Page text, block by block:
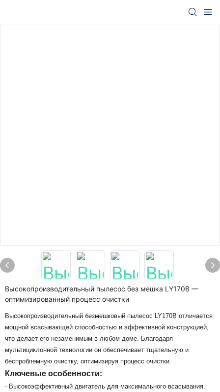
Высокопроизводительный пылесос без мешка LY170B —
оптимизированный процесс очистки
Высокопроизводительный безмешковый пылесос LY170B отличается
мощной всасывающей способностью и эффективной конструкцией,
что делает его незаменимым в любом доме. Благодаря
мультициклонной технологии он обеспечивает тщательную и
беспроблемную очистку, оптимизируя процесс очистки.
Ключевые особенности:
- Высокоэффективный двигатель для максимального всасывания.